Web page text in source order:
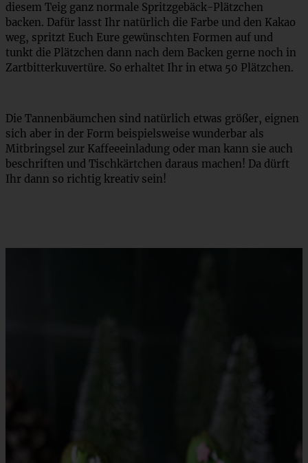
diesem Teig ganz normale Spritzgebäck-Plätzchen
backen. Dafür lasst Ihr natürlich die Farbe und den Kakao
weg, spritzt Euch Eure gewünschten Formen auf und
tunkt die Plätzchen dann nach dem Backen gerne noch in
Zartbitterkuvertüre. So erhaltet Ihr in etwa 50 Plätzchen.
Die Tannenbäumchen sind natürlich etwas größer, eignen
sich aber in der Form beispielsweise wunderbar als
Mitbringsel zur Kaffeeeinladung oder man kann sie auch
beschriften und Tischkärtchen daraus machen! Da dürft
Ihr dann so richtig kreativ sein!